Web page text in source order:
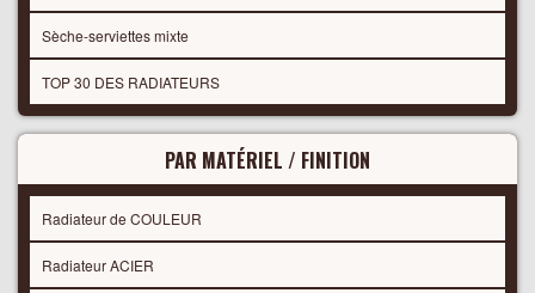
Sèche-serviettes mixte
TOP 30 DES RADIATEURS
PAR MATÉRIEL / FINITION
Radiateur de COULEUR
Radiateur ACIER